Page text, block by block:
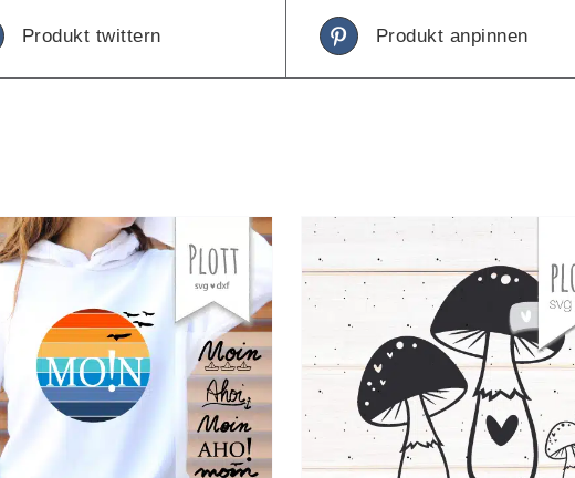
Produkt twittern Produkt anpinnen
IN DEN WARENKORB
/
DETAILS
IN DEN WARENKORB
DETAILS